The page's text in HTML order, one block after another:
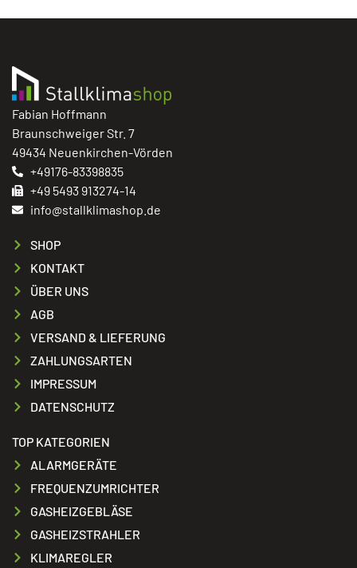
Fabian Hoffmann
Braunschweiger Str. 7
49434 Neuenkirchen-Vörden
+49176-83398835
+49 5493 913274-14
info@stallklimashop.de
SHOP
KONTAKT
ÜBER UNS
AGB
VERSAND & LIEFERUNG
ZAHLUNGSARTEN
IMPRESSUM
DATENSCHUTZ
TOP KATEGORIEN
ALARMGERÄTE
FREQUENZUMRICHTER
GASHEIZGEBLÄSE
GASHEIZSTRAHLER
KLIMAREGLER